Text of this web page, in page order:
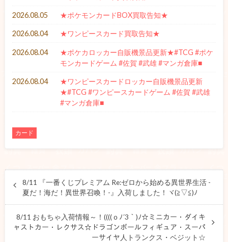
2026.08.05 ★ポケモンカードBOX買取告知★
2026.08.04 ★ワンピースカード買取告知★
2026.08.04
★ポケカロッカー自販機景品更新★#TCG #ポケ
モンカードゲーム #佐賀 #武雄 #マンガ倉庫■
2026.08.04
★ワンピースカードロッカー自販機景品更新
★#TCG #ワンピースカードゲーム #佐賀 #武雄
#マンガ倉庫■
カード
8/11 『一番くじプレミアム Re:ゼロから始める異世界生活 -
夏だ！海だ！異世界召喚！-』入荷しました！ヾ(≧▽≦)ﾉ
8/11 おもちゃ入荷情報～！((((ｏﾉ´3｀)ﾉ☆ミニカー・ダイキ
ャストカー・レクサス☆ドラゴンボールフィギュア・スーパ
ーサイヤ人トランクス・ベジット☆